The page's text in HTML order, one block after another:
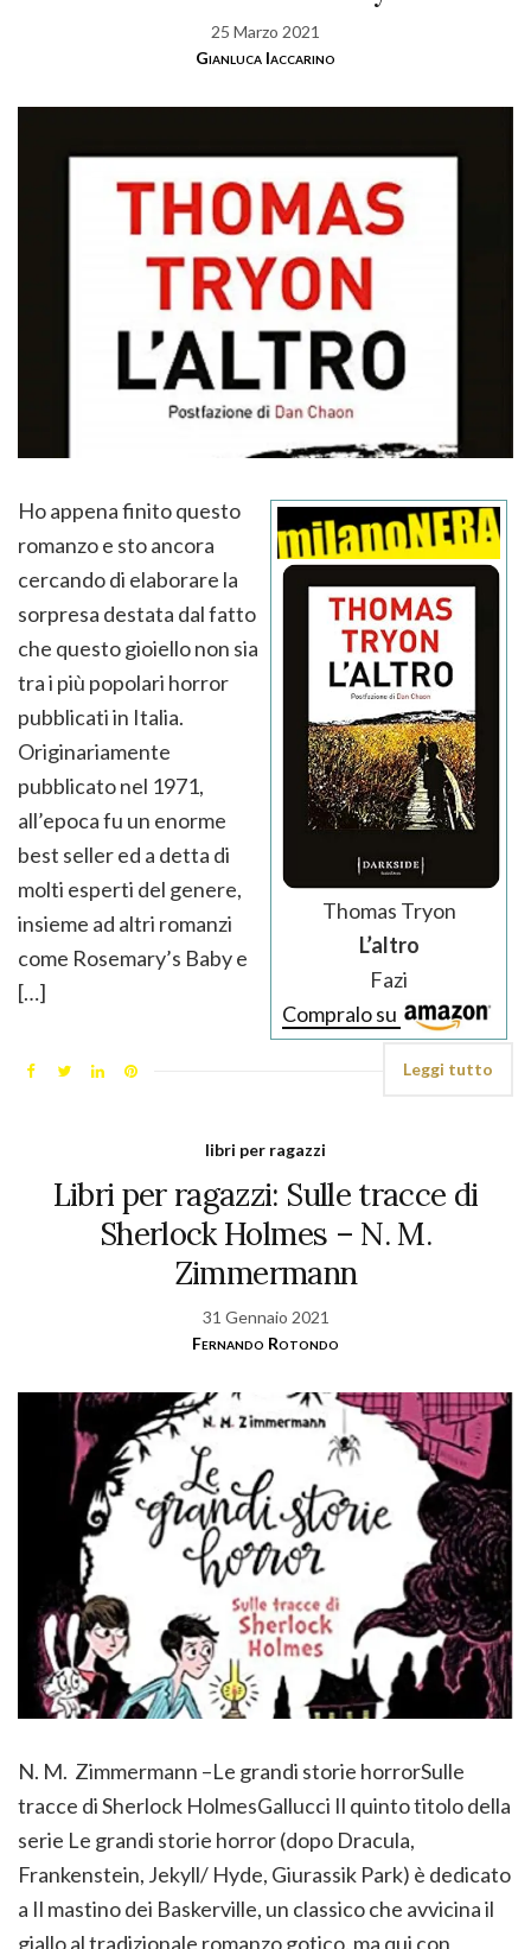
25 Marzo 2021
Gianluca Iaccarino
Thomas Tryon
L’altro
Fazi
Compralo su
Ho appena finito questo
romanzo e sto ancora
cercando di elaborare la
sorpresa destata dal fatto
che questo gioiello non sia
tra i più popolari horror
pubblicati in Italia.
Originariamente
pubblicato nel 1971,
all’epoca fu un enorme
best seller ed a detta di
molti esperti del genere,
insieme ad altri romanzi
come Rosemary’s Baby e
[…]
Leggi tutto
libri per ragazzi
Libri per ragazzi: Sulle tracce di
Sherlock Holmes – N. M.
Zimmermann
31 Gennaio 2021
Fernando Rotondo
N. M. Zimmermann –Le grandi storie horrorSulle
tracce di Sherlock HolmesGallucci Il quinto titolo della
serie Le grandi storie horror (dopo Dracula,
Frankenstein, Jekyll/ Hyde, Giurassik Park) è dedicato
a Il mastino dei Baskerville, un classico che avvicina il
giallo al tradizionale romanzo gotico, ma qui con